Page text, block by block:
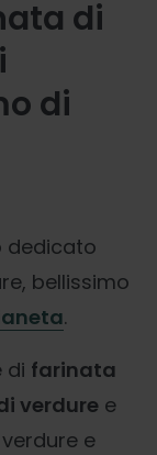
di
di
dedicato
bellissimo
.
di farinata
verdure e
e